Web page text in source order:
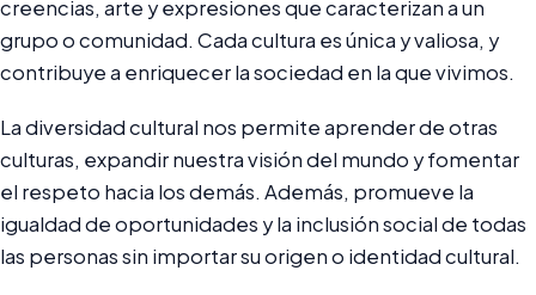
creencias, arte y expresiones que caracterizan a un
grupo o comunidad. Cada cultura es única y valiosa, y
contribuye a enriquecer la sociedad en la que vivimos.
La diversidad cultural nos permite aprender de otras
culturas, expandir nuestra visión del mundo y fomentar
el respeto hacia los demás. Además, promueve la
igualdad de oportunidades y la inclusión social de todas
las personas sin importar su origen o identidad cultural.